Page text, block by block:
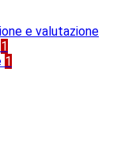
e valutazione
1
1